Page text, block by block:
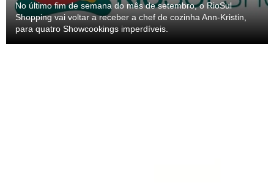
No último fim de semana do mês de setembro, o RioSul
Shopping vai voltar a receber a chef de cozinha Ann-Kristin,
para quatro Showcookings imperdíveis.